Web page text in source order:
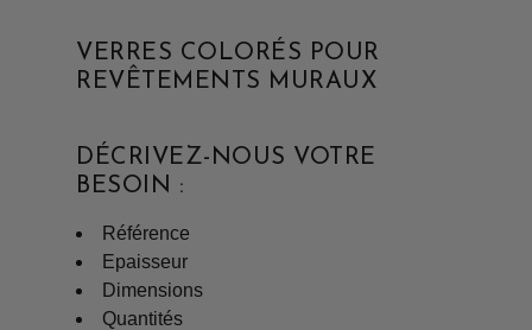
VERRES COLORÉS POUR
REVÊTEMENTS MURAUX
DÉCRIVEZ-NOUS VOTRE
BESOIN :
Référence
Epaisseur
Dimensions
Quantités